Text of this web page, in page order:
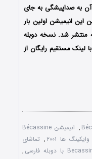
به صداپیشگی به جای
انیمیشن اولین بار
کشور فرانسه منتشر شد. نسخه دوبله
لینک مستقیم رایگان از
,
انیمیشن Bécassine
ها ۲۰۰۱ , تماشای
,